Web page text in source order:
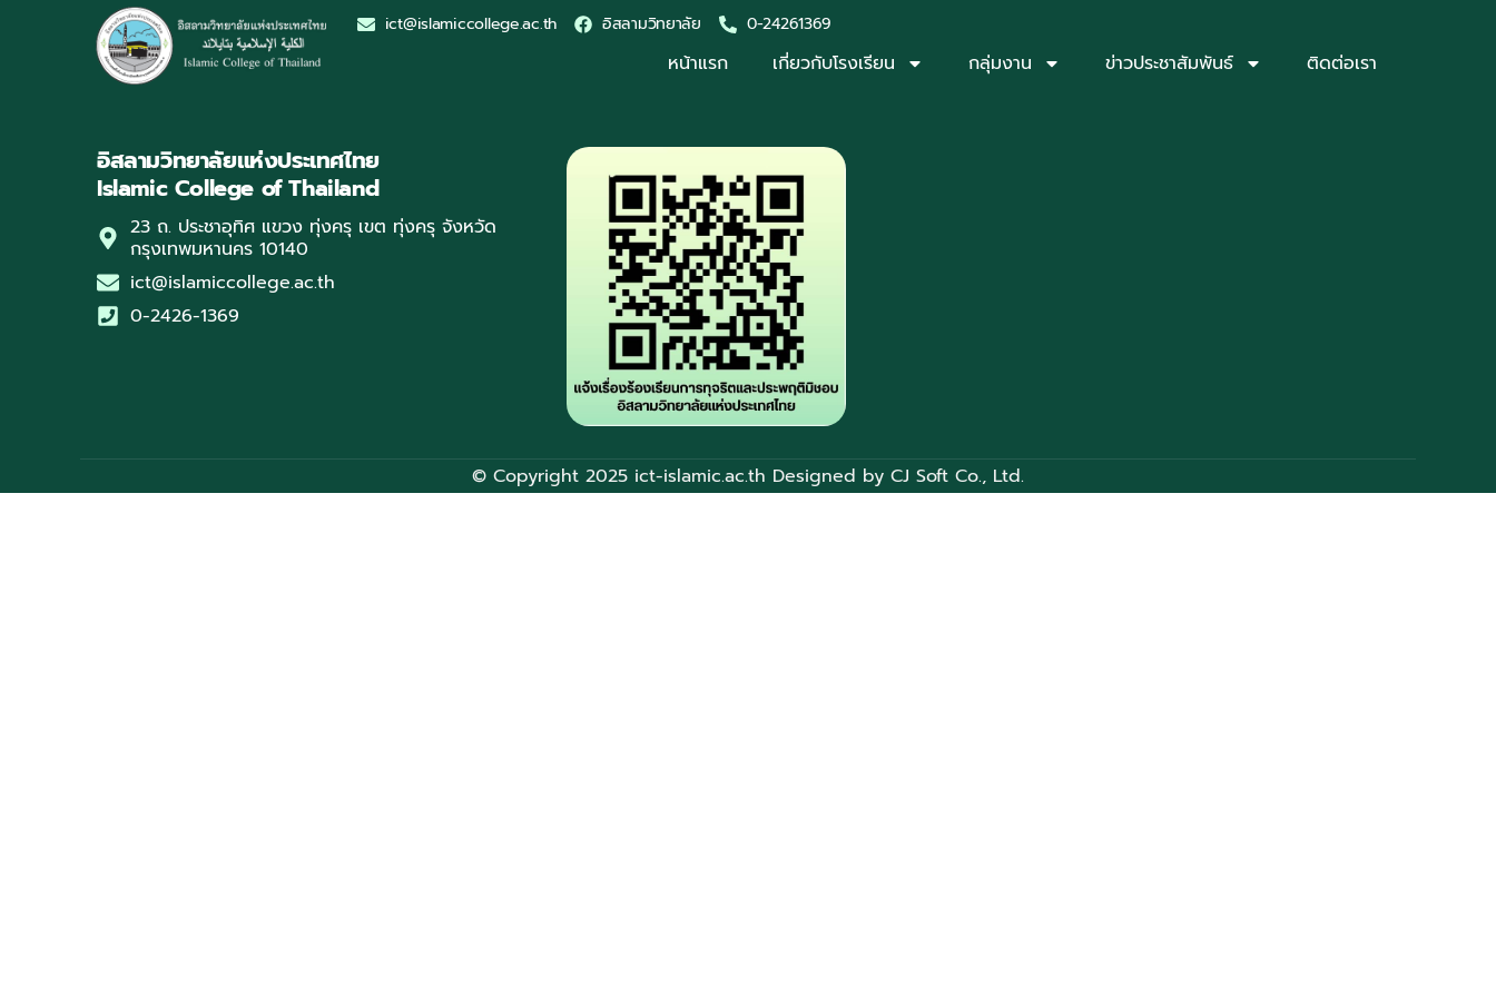
ict@islamiccollege.ac.th อิสลามวิทยาลัย 0-24261369
หน้าแรก เกี่ยวกับโรงเรียน กลุ่มงาน ข่าวประชาสัมพันธ์ ติดต่อเรา
อิสลามวิทยาลัยแห่งประเทศไทย
Islamic College of Thailand
23 ถ. ประชาอุทิศ แขวง ทุ่งครุ เขต ทุ่งครุ จังหวัด
กรุงเทพมหานคร 10140
ict@islamiccollege.ac.th
0-2426-1369
© Copyright 2025 ict-islamic.ac.th Designed by CJ Soft Co., Ltd.